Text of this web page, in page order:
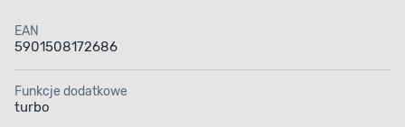
i warunków atmosferycznych. Korzystanie
elektrycznej. Szybkie nagrzewanie pomieszczenia
EAN
5901508172686
Funkcje dodatkowe
turbo